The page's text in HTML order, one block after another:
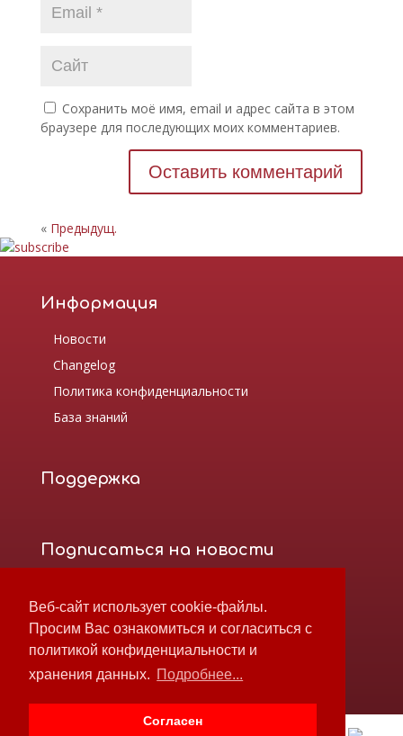
Веб-сайт использует cookie-файлы.
Просим Вас ознакомиться и согласиться с
политикой конфиденциальности и
хранения данных. Подробнее...
Согласен
Сохранить моё имя, email и адрес сайта в этом
браузере для последующих моих комментариев.
« Предыдущ.
Информация
Новости
Changelog
Политика конфиденциальности
База знаний
Поддержка
Подписаться на новости